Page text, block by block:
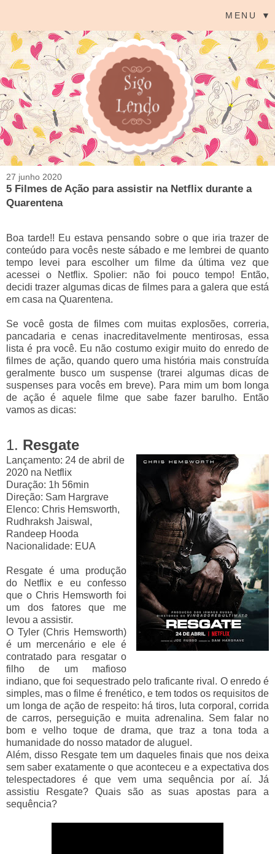
MENU ▼
27 junho 2020
5 Filmes de Ação para assistir na Netflix durante a
Quarentena
Boa tarde!! Eu estava pensando sobre o que iria trazer de
conteúdo para vocês neste sábado e me lembrei de quanto
tempo levei para escolher um filme da última vez que
acessei o Netflix. Spolier: não foi pouco tempo! Então,
decidi trazer algumas dicas de filmes para a galera que está
em casa na Quarentena.
Se você gosta de filmes com muitas explosões, correria,
pancadaria e cenas inacreditavelmente mentirosas, essa
lista é pra você. Eu não costumo exigir muito do enredo de
filmes de ação, quando quero uma história mais construída
geralmente busco um suspense (trarei algumas dicas de
suspenses para vocês em breve). Para mim um bom longa
de ação é aquele filme que sabe fazer barulho. Então
vamos as dicas:
1. Resgate
Lançamento: 24 de abril de
2020 na Netflix
Duração: 1h 56min
Direção: Sam Hargrave
Elenco: Chris Hemsworth,
Rudhraksh Jaiswal,
Randeep Hooda
Nacionalidade: EUA
Resgate é uma produção
do Netflix e eu confesso
que o Chris Hemsworth foi
um dos fatores que me
levou a assistir.
O Tyler (Chris Hemsworth)
é um mercenário e ele é
contratado para resgatar o
filho de um mafioso
indiano, que foi sequestrado pelo traficante rival. O enredo é
simples, mas o filme é frenético, e tem todos os requisitos de
um longa de ação de respeito: há tiros, luta corporal, corrida
de carros, perseguição e muita adrenalina. Sem falar no
bom e velho toque de drama, que traz a tona toda a
humanidade do nosso matador de aluguel.
Além, disso Resgate tem um daqueles finais que nos deixa
sem saber exatamente o que aconteceu e a expectativa dos
telespectadores é que vem uma sequência por aí. Já
assistiu Resgate? Quais são as suas apostas para a
sequência?